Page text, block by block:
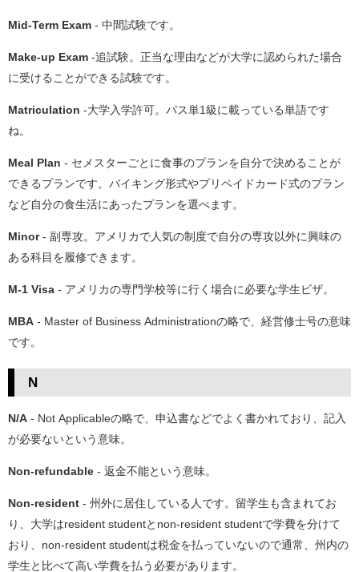
Mid-Term Exam - 中間試験です。
Make-up Exam -追試験。正当な理由などが大学に認められた場合
に受けることができる試験です。
Matriculation -大学入学許可。パス単1級に載っている単語です
ね。
Meal Plan - セメスターごとに食事のプランを自分で決めることが
できるプランです。バイキング形式やプリペイドカード式のプラン
など自分の食生活にあったプランを選べます。
Minor- 副専攻。アメリカで人気の制度で自分の専攻以外に興味の
ある科目を履修できます。
M-1 Visa - アメリカの専門学校等に行く場合に必要な学生ビザ。
MBA - Master of Business Administrationの略で、経営修士号の意味
です。
N
N/A - Not Applicableの略で、申込書などでよく書かれており、記入
が必要ないという意味。
Non-refundable - 返金不能という意味。
Non-resident - 州外に居住している人です。留学生も含まれてお
り、大学はresident studentとnon-resident studentで学費を分けて
おり、non-resident studentは税金を払っていないので通常、州内の
学生と比べて高い学費を払う必要があります。